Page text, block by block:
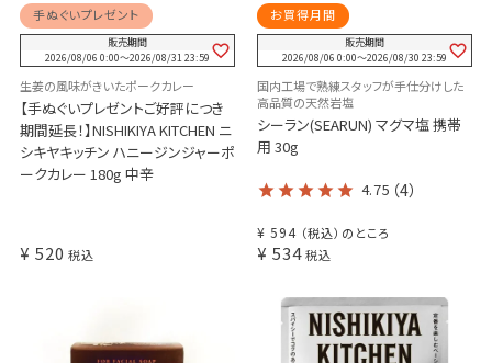
手ぬぐいプレゼント
販売期間
2026/08/06 0:00〜2026/08/31 23:59
生姜の風味がきいたポークカレー
【手ぬぐいプレゼントご好評につき
期間延長！】NISHIKIYA KITCHEN ニ
シキヤキッチン ハニージンジャーポ
ークカレー 180g 中辛
¥ 520 税込
お買得月間
販売期間
2026/08/06 0:00〜2026/08/30 23:59
国内工場で熟練スタッフが手仕分けした
高品質の天然岩塩
シーラン(SEARUN) マグマ塩 携帯
用 30g
4.75 （4）
¥ 594 （税込）のところ
¥ 534 税込